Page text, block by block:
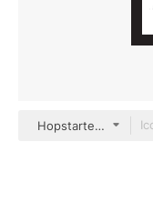
Hopstarter color